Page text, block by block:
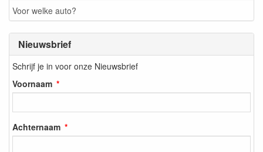
Voor welke auto?
Nieuwsbrief
Schrijf je in voor onze Nieuwsbrief
Voornaam
Achternaam